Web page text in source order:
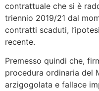
contrattuale che si è
triennio 2019/21 dal
contratti scaduti,
recente.
Premesso quindi che,
procedura ordinaria del
arzigogolata e fallace